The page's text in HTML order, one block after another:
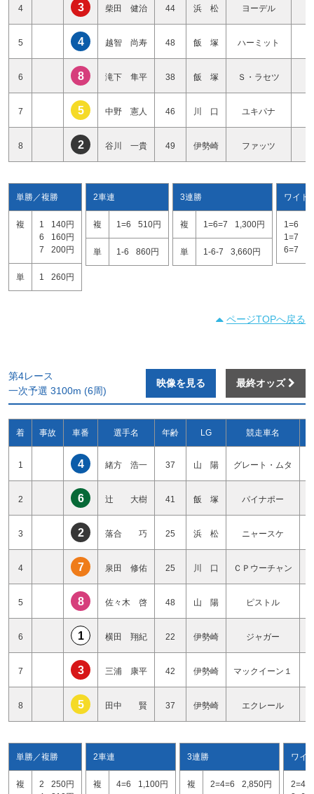
4 3 柴田 健治 44 浜 松 ヨーデル
5 4 越智 尚寿 48 飯 塚 ハーミット
6 8 滝下 隼平 38 飯 塚 Ｓ・ラセツ
7 5 中野 憲人 46 川 口 ユキパナ
8 2 谷川 一貴 49 伊勢崎 ファッツ
単勝／複勝
複 1
140円
6
160円
7
200円
単 1 260円
2車連
複 1=6 510円
単 1-6 860円
3連勝
複 1=6=7 1,300円
単 1-6-7 3,660円
ワイド
1=6
1=7
6=7
ページTOPへ戻る
第4レース
一次予選 3100m (6周)
映像を見る 最終オッズ
着 事故 車番 選手名 年齢 LG 競走車名
1 4 緒方 浩一 37 山 陽 グレート・ムタ
2 6 辻 大樹 41 飯 塚 パイナポー
3 2 落合 巧 25 浜 松 ニャースケ
4 7 泉田 修佑 25 川 口 ＣＰウーチャン
5 8 佐々木 啓 48 山 陽 ピストル
6 1 横田 翔紀 22 伊勢崎 ジャガー
7 3 三浦 康平 42 伊勢崎 マックイーン１
8 5 田中 賢 37 伊勢崎 エクレール
単勝／複勝
複 2
250円
2車連
複 4=6 1,100円
3連勝
複 2=4=6 2,850円
ワイ
2=4